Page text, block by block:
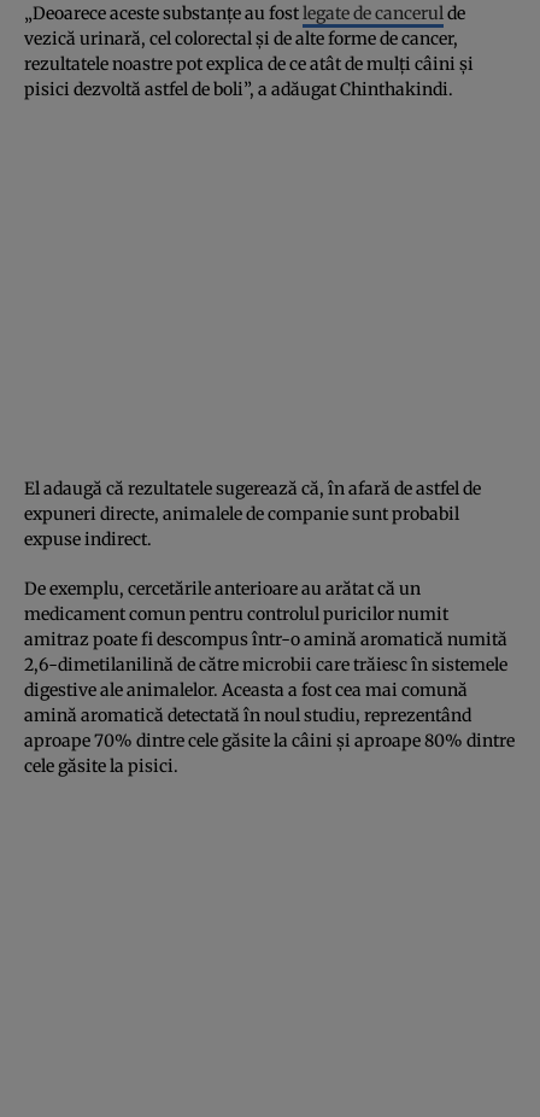
„Deoarece aceste substanțe au fostlegate de cancerulde
vezică urinară, cel colorectal și de alte forme de cancer,
rezultatele noastre pot explica de ce atât de mulți câini și
pisici dezvoltă astfel de boli”, a adăugat Chinthakindi.
El adaugă că rezultatele sugerează că, în afară de astfel de
expuneri directe, animalele de companie sunt probabil
expuse indirect.
De exemplu, cercetările anterioare au arătat că un
medicament comun pentru controlul puricilor numit
amitraz poate fi descompus într-o amină aromatică numită
2,6-dimetilanilină de către microbii care trăiesc în sistemele
digestive ale animalelor. Aceasta a fost cea mai comună
amină aromatică detectată în noul studiu, reprezentând
aproape 70% dintre cele găsite la câini și aproape 80% dintre
cele găsite la pisici.